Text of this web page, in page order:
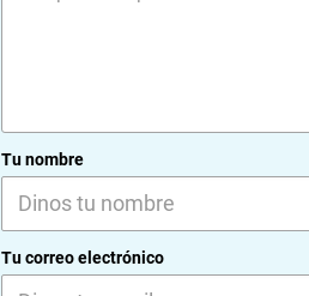
Tu nombre
Tu correo electrónico